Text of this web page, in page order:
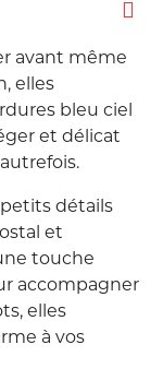
avant même
elles
bleu ciel
et délicat
détails
et
touche
accompagner
elles
à vos